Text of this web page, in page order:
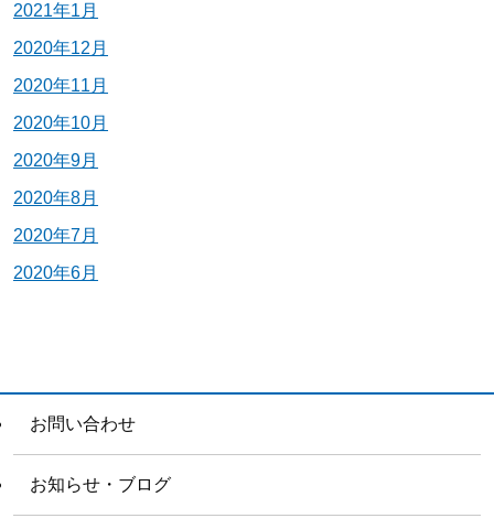
2021年1月
2020年12月
2020年11月
2020年10月
2020年9月
2020年8月
2020年7月
2020年6月
お問い合わせ
お知らせ・ブログ